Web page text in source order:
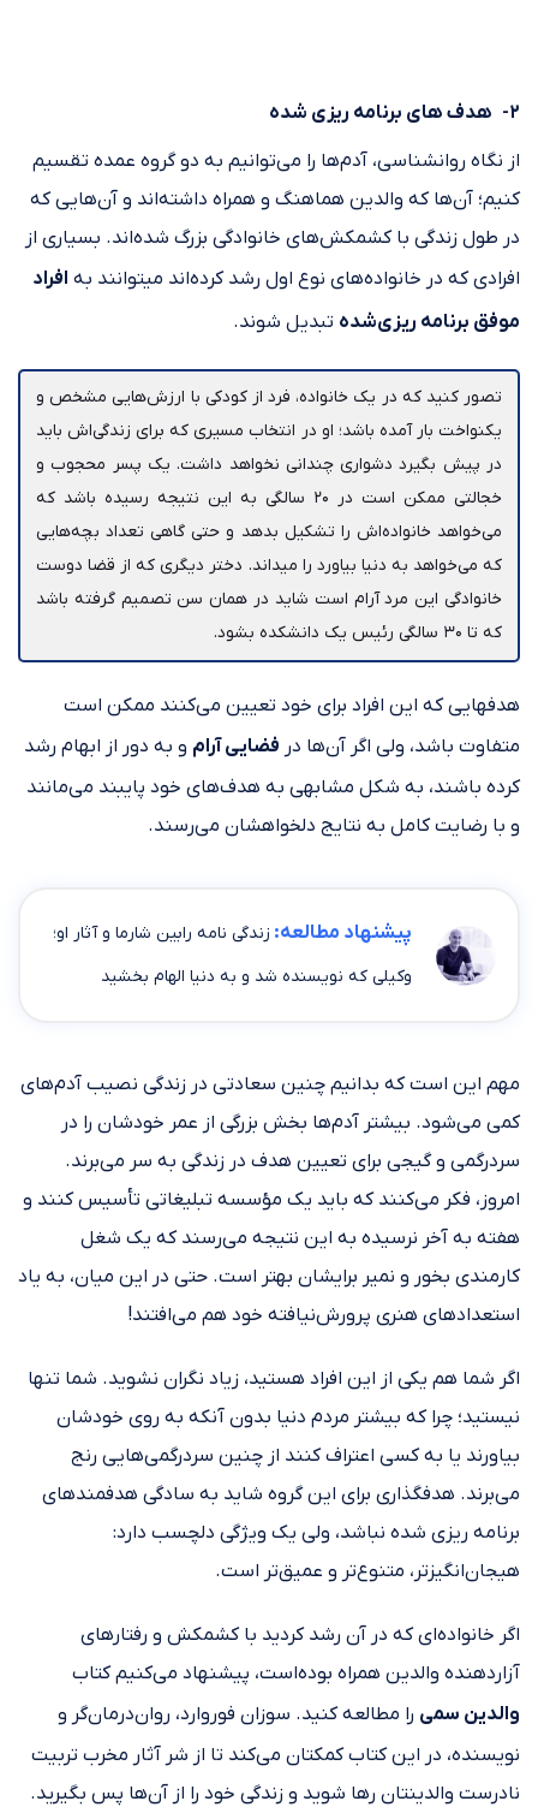
۲- هدف های برنامه‎ ریزی شده
‎‎‎از نگاه روانشناسی، آدم‌ها را می‌توانیم به دو گروه عمده تقسیم
کنیم؛ آن‌ها که والدین هماهنگ و همراه داشته‎‌اند و آن‌هایی که
در طول زندگی با کشمکش‎‌های خانوادگی بزرگ شده‌اند. بسیاری از
افرادی که در خانواده‎‌های نوع اول رشد کرده‌‎اند می‏‎توانند به
افراد
موفق برنامه ‎ریزی‌شده
تبدیل شوند.
تصور کنید که در یک خانواده، فرد از کودکی با ارزش‎‌هایی مشخص و
یکنواخت بار آمده باشد؛ او در انتخاب مسیری که برای زندگی‌‎اش باید
در پیش بگیرد دشواری چندانی نخواهد داشت. یک پسر محجوب و
خجالتی ممکن است در ۲۰ سالگی به این نتیجه رسیده باشد که
می‌خواهد خانواده‌‎اش را تشکیل بدهد و حتی گاهی تعداد بچه‎‌هایی
که می‌خواهد به دنیا بیاورد را می‎داند. دختر دیگری که از قضا دوست
خانوادگی این مرد آرام است شاید در همان سن تصمیم گرفته باشد
که تا ۳۰ سالگی رئیس یک دانشکده بشود.
هدف‎هایی که این افراد برای خود تعیین می‌کنند ممکن است
متفاوت باشد، ولی اگر آن‌ها در فضایی آرام و به دور از ابهام رشد
کرده باشند، به شکل مشابهی به هدف‌های خود پایبند می‌مانند
و با رضایت کامل به نتایج دلخواهشان می‌رسند.
پیشنهاد مطالعه: زندگی نامه رابین شارما و آثار او؛
وکیلی که نویسنده شد و به دنیا الهام بخشید
مهم این است که بدانیم چنین سعادتی در زندگی نصیب آدم‎‌های
کمی می‌شود. ‎‎بیشتر آدم‌ها بخش بزرگی از عمر خودشان را در
سردرگمی و گیجی برای تعیین هدف در‎‎ زندگی به سر می‌برند.
امروز، فکر می‌کنند که باید یک مؤسسه تبلیغاتی تأسیس کنند و
هفته به آخر نرسیده به این نتیجه‎ می‌رسند که یک شغل
کارمندی بخور و نمیر برایشان بهتر است. حتی در این میان، به یاد
استعدادهای هنری پرورش‌‎‎نیافته‎ خود هم می‌افتند!
اگر شما هم یکی از این افراد هستید، زیاد نگران نشوید. شما تنها
نیستید؛ چرا که بیشتر مردم دنیا بدون آنکه به روی خودشان
بیاورند یا به کسی اعتراف کنند از چنین سردرگمی‎‌هایی رنج
می‌برند. هدف‎گذاری برای این گروه شاید به سادگی هدفمند‎های
برنامه ‎ریزی شده نباشد، ولی یک ویژگی دلچسب دارد:
هیجان‌‎انگیزتر، متنوع‌‎تر و عمیق‌تر است.
اگر خانواده‌ای که در آن رشد کردید با کشمکش و رفتارهای
آزاردهنده والدین همراه بوده‌است، پیشنهاد می‌کنیم کتاب
والدین سمی را مطالعه کنید. سوزان فوروارد، روان‌درمان‌گر و
نویسنده، در این کتاب کمکتان می‌کند تا از شر آثار مخرب تربیت
نادرست والدینتان رها شوید و زندگی خود را از آن‌ها پس بگیرید.